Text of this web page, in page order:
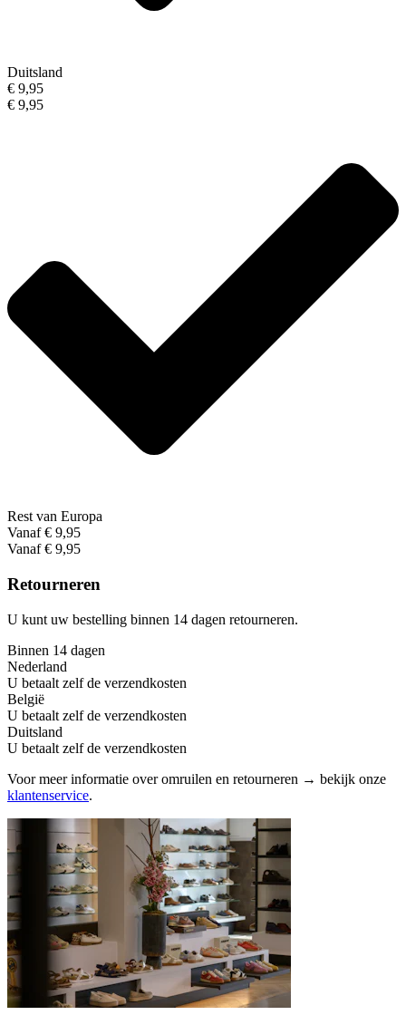
Duitsland
€ 9,95
€ 9,95
Rest van Europa
Vanaf € 9,95
Vanaf € 9,95
Retourneren
U kunt uw bestelling binnen 14 dagen retourneren.
Binnen 14 dagen
Nederland
U betaalt zelf de verzendkosten
België
U betaalt zelf de verzendkosten
Duitsland
U betaalt zelf de verzendkosten
Voor meer informatie over omruilen en retourneren → bekijk onze
klantenservice.